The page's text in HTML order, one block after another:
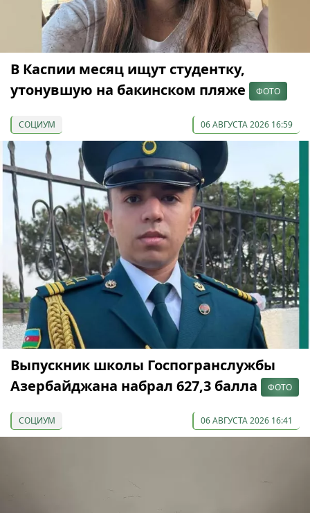
В Каспии месяц ищут студентку,
утонувшую на бакинском пляже
ФОТО
СОЦИУМ 06 АВГУСТА 2026 16:59
Выпускник школы Госпогранслужбы
Азербайджана набрал 627,3 балла
ФОТО
СОЦИУМ 06 АВГУСТА 2026 16:41